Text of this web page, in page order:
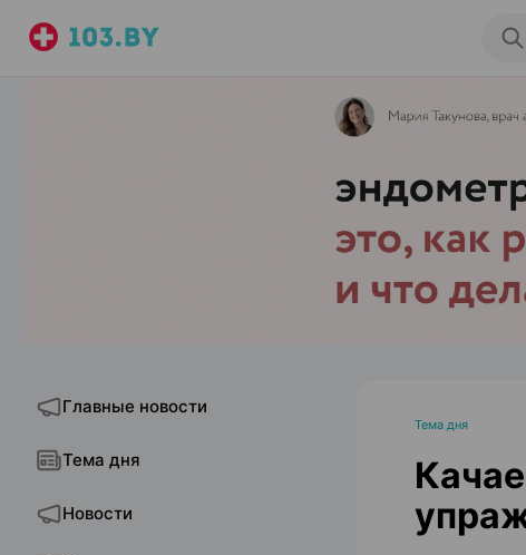
Главные новости
Тема дня
Новости
Тема дня